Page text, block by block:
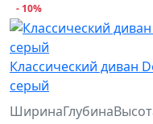
- 10%
Классический диван
серый
ШиринаГлубина